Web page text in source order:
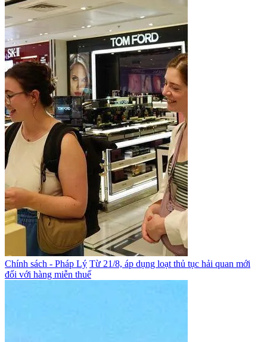
Chính sách - Pháp Lý Từ 21/8, áp dụng loạt thủ tục hải quan mới
đối với hàng miễn thuế